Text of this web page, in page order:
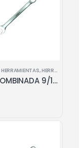
,LLAVES COMBINADAS
HERRAMIENTAS,HERRAMIENTAS MANUALES
LLAVE COMBINADA 9/16 x 9/16